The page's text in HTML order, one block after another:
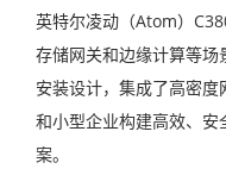
英特尔凌动（Atom）
存储网关和边缘计算等
安装设计，集成了高密
和小型企业构建高效、
案。